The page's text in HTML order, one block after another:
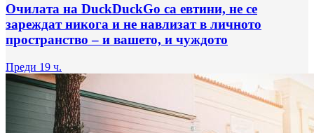
Очилата на DuckDuckGo са евтини, не се
зареждат никога и не навлизат в личното
пространство – и вашето, и чуждото
Преди 19 ч.